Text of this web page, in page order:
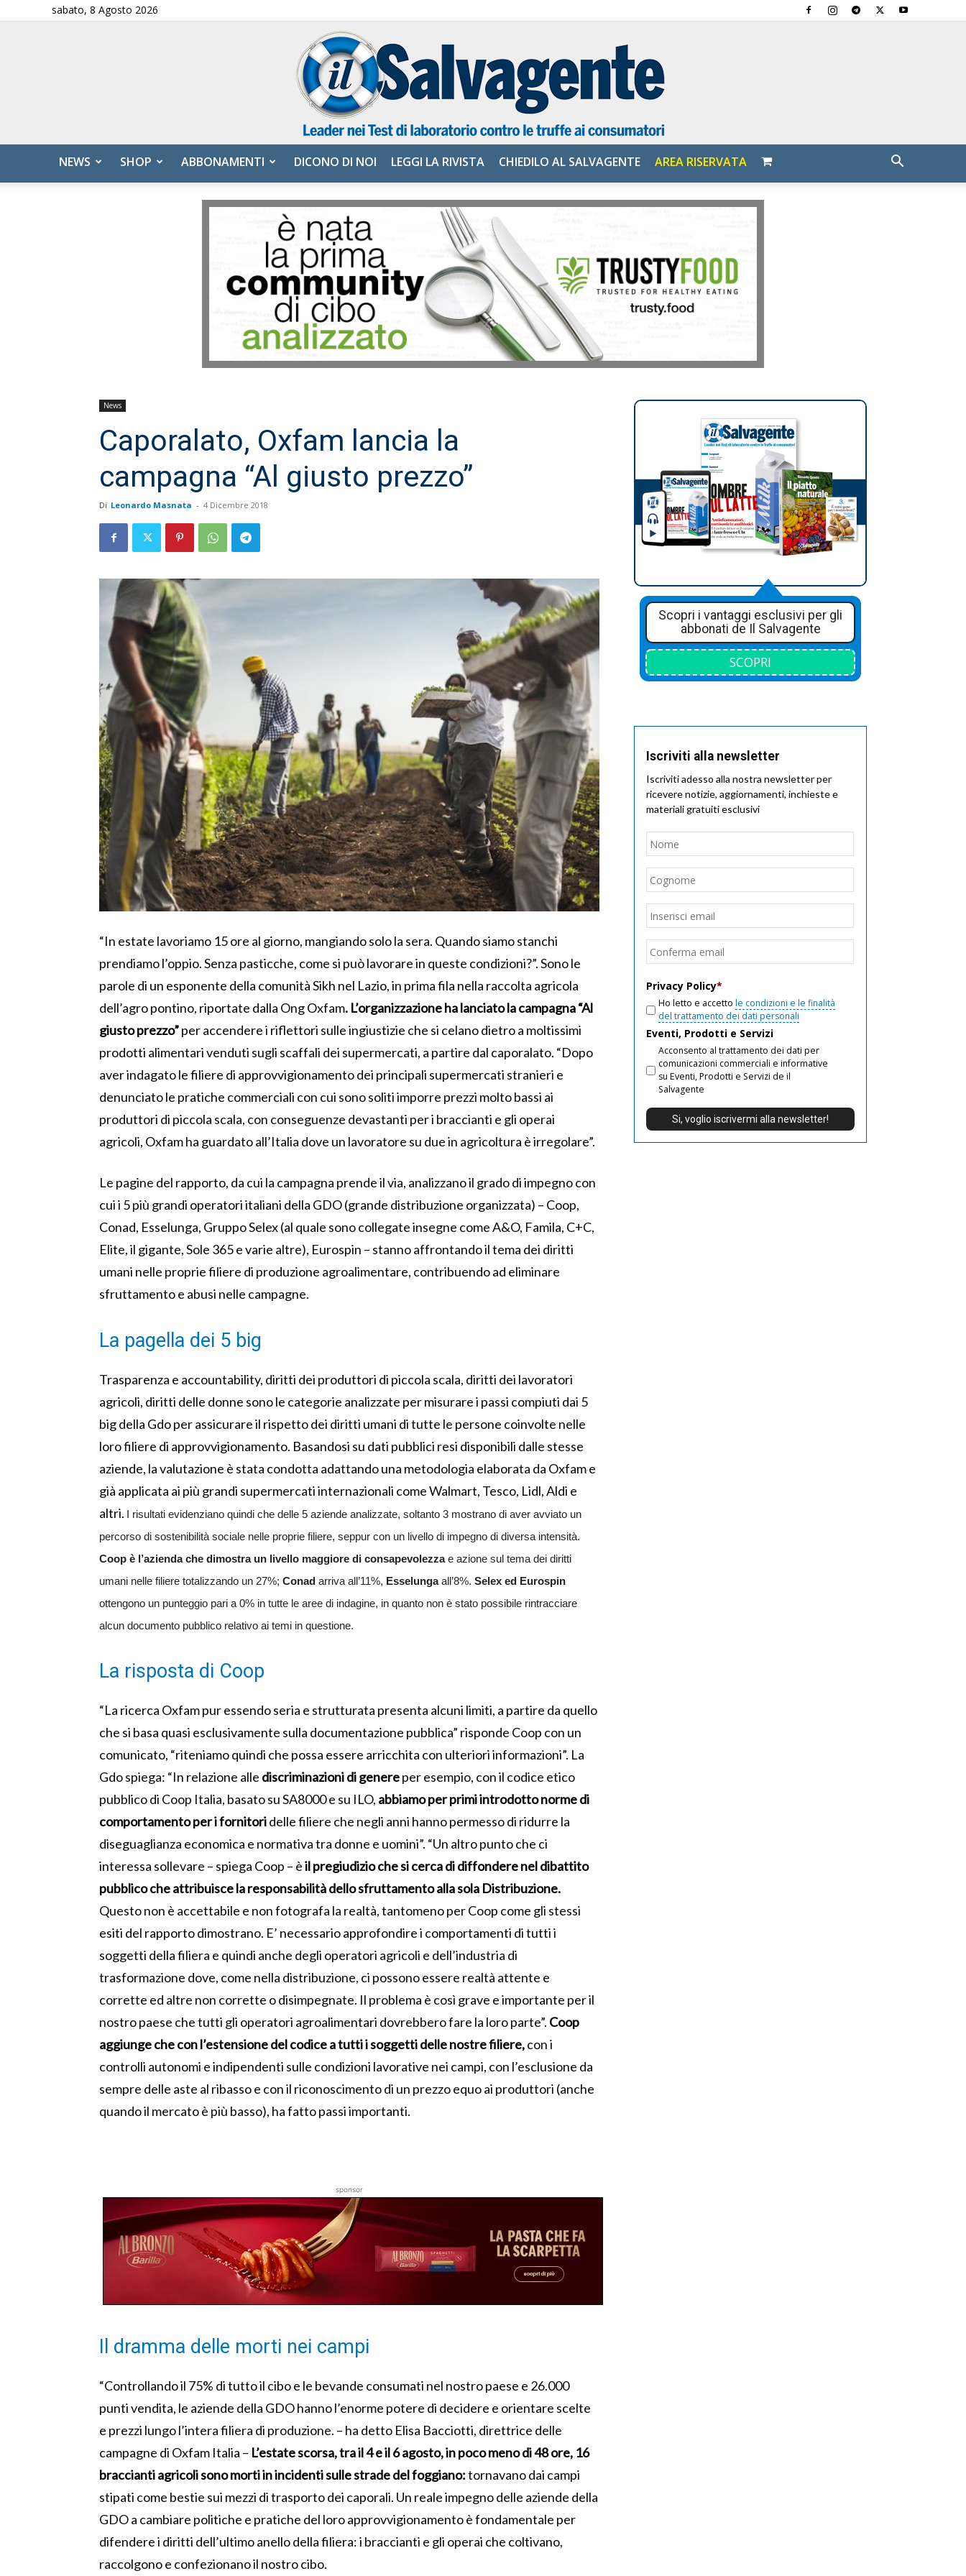
sabato, 8 Agosto 2026
Salvagente
NEWS SHOP ABBONAMENTI DICONO DI NOI LEGGI LA RIVISTA CHIEDILO AL SALVAGENTE AREA RISERVATA
News
Caporalato, Oxfam lancia la
campagna “Al giusto prezzo”
Di Leonardo Masnata - 4 Dicembre 2018
“In estate lavoriamo 15 ore al giorno, mangiando solo la sera. Quando siamo stanchi
prendiamo l’oppio. Senza pasticche, come si può lavorare in queste condizioni?”. Sono le
parole di un esponente della comunità Sikh nel Lazio, in prima fila nella raccolta agricola
dell’agro pontino, riportate dalla Ong Oxfam. L’organizzazione ha lanciato la campagna “Al
giusto prezzo”per accendere i riflettori sulle ingiustizie che si celano dietro a moltissimi
prodotti alimentari venduti sugli scaffali dei supermercati, a partire dal caporalato. “Dopo
aver indagato le filiere di approvvigionamento dei principali supermercati stranieri e
denunciato le pratiche commerciali con cui sono soliti imporre prezzi molto bassi ai
produttori di piccola scala, con conseguenze devastanti per i braccianti e gli operai
agricoli, Oxfam ha guardato all’Italia dove un lavoratore su due in agricoltura è irregolare”.
Le pagine del rapporto, da cui la campagna prende il via, analizzano il grado di impegno con
cui i 5 più grandi operatori italiani della GDO (grande distribuzione organizzata) – Coop,
Conad, Esselunga, Gruppo Selex (al quale sono collegate insegne come A&O, Famila, C+C,
Elite, il gigante, Sole 365 e varie altre), Eurospin – stanno affrontando il tema dei diritti
umani nelle proprie filiere di produzione agroalimentare, contribuendo ad eliminare
sfruttamento e abusi nelle campagne.
La pagella dei 5 big
Trasparenza e accountability, diritti dei produttori di piccola scala, diritti dei lavoratori
agricoli, diritti delle donne sono le categorie analizzate per misurare i passi compiuti dai 5
big della Gdo per assicurare il rispetto dei diritti umani di tutte le persone coinvolte nelle
loro filiere di approvvigionamento. Basandosi su dati pubblici resi disponibili dalle stesse
aziende, la valutazione è stata condotta adattando una metodologia elaborata da Oxfam e
già applicata ai più grandi supermercati internazionali come Walmart, Tesco, Lidl, Aldi e
altri. I risultati evidenziano quindi che delle 5 aziende analizzate, soltanto 3 mostrano di aver avviato un
percorso di sostenibilità sociale nelle proprie filiere, seppur con un livello di impegno di diversa intensità.
Coop è l’azienda che dimostra un livello maggiore di consapevolezzae azione sul tema dei diritti
umani nelle filiere totalizzando un 27%; Conad arriva all’11%, Esselungaall’8%. Selex ed Eurospin
ottengono un punteggio pari a 0% in tutte le aree di indagine, in quanto non è stato possibile rintracciare
alcun documento pubblico relativo ai temi in questione.
La risposta di Coop
“La ricerca Oxfam pur essendo seria e strutturata presenta alcuni limiti, a partire da quello
che si basa quasi esclusivamente sulla documentazione pubblica” risponde Coop con un
comunicato, “riteniamo quindi che possa essere arricchita con ulteriori informazioni”. La
Gdo spiega: “In relazione alle discriminazioni di genereper esempio, con il codice etico
pubblico di Coop Italia, basato su SA8000 e su ILO, abbiamo per primi introdotto norme di
comportamento per i fornitoridelle filiere che negli anni hanno permesso di ridurre la
diseguaglianza economica e normativa tra donne e uomini”. “Un altro punto che ci
interessa sollevare – spiega Coop – èil pregiudizio che si cerca di diffondere nel dibattito
pubblico che attribuisce la responsabilità dello sfruttamento alla sola Distribuzione.
Questo non è accettabile e non fotografa la realtà, tantomeno per Coop come gli stessi
esiti del rapporto dimostrano. E’ necessario approfondire i comportamenti di tutti i
soggetti della filiera e quindi anche degli operatori agricoli e dell’industria di
trasformazione dove, come nella distribuzione, ci possono essere realtà attente e
corrette ed altre non corrette o disimpegnate. Il problema è così grave e importante per il
nostro paese che tutti gli operatori agroalimentari dovrebbero fare la loro parte”. Coop
aggiunge che con l’estensione del codice a tutti i soggetti delle nostre filiere,con i
controlli autonomi e indipendenti sulle condizioni lavorative nei campi, con l’esclusione da
sempre delle aste al ribasso e con il riconoscimento di un prezzo equo ai produttori (anche
quando il mercato è più basso), ha fatto passi importanti.
sponsor
Il dramma delle morti nei campi
“Controllando il 75% di tutto il cibo e le bevande consumati nel nostro paese e 26.000
punti vendita, le aziende della GDO hanno l’enorme potere di decidere e orientare scelte
e prezzi lungo l’intera filiera di produzione. – ha detto Elisa Bacciotti, direttrice delle
campagne di Oxfam Italia – L’estate scorsa, tra il 4 e il 6 agosto, in poco meno di 48 ore, 16
braccianti agricoli sono morti in incidenti sulle strade del foggiano:tornavano dai campi
stipati come bestie sui mezzi di trasporto dei caporali. Un reale impegno delle aziende della
GDO a cambiare politiche e pratiche del loro approvvigionamento è fondamentale per
difendere i diritti dell’ultimo anello della filiera: i braccianti e gli operai che coltivano,
raccolgono e confezionano il nostro cibo.
Scopri i vantaggi esclusivi per gli
abbonati de Il Salvagente
SCOPRI
Iscriviti alla newsletter
Iscriviti adesso alla nostra newsletter per
ricevere notizie, aggiornamenti, inchieste e
materiali gratuiti esclusivi
Nome
Email
Privacy Policy*
Ho letto e accetto le condizioni e le finalità
del trattamento dei dati personali
Eventi, Prodotti e Servizi
Acconsento al trattamento dei dati per
comunicazioni commerciali e informative
su Eventi, Prodotti e Servizi de il
Salvagente